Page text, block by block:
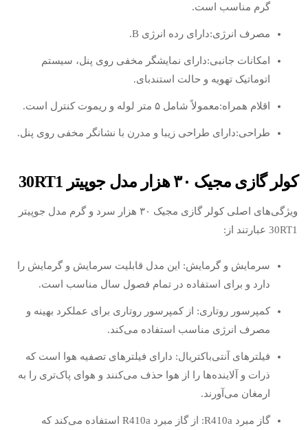
گرم مناسب است.
مصرف انرژی:دارای رده انرژی B.
امکانات جانبی:دارای نمایشگر مخفی روی پنل، سیستم
اتوماتیک تهویه و حالت استندبای.
اقلام همراه:معمولاً شامل ۵ متر لوله و ریموت کنترل است.
طراحی:دارای طراحی زیبا و مدرن با نشانگر مخفی روی پنل.
کولر گازی مجیک ۳۰ هزار مدل جوپیتر 30RT1
ویژگی‌های اصلی کولر گازی مجیک ۳۰ هزار سرد و گرم مدل جوپیتر
30RT1 عبارتند از:
سرمایش و گرمایش: این مدل قابلیت سرمایش و گرمایش را
دارد و برای استفاده در تمام فصول سال مناسب است.
کمپرسور روتاری: از کمپرسور روتاری برای عملکرد بهینه و
مصرف انرژی مناسب استفاده می‌کند.
فیلترهای آنتی‌باکتریال: دارای فیلترهای تصفیه هوا است که
ذرات و آلاینده‌ها را از هوا حذف می‌کنند و هوای پاک‌تری را به
ارمغان می‌آورند.
گاز مبرد R410a: از گاز مبرد R410a استفاده می‌کند که